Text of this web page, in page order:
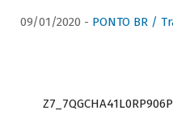
09/01/2020 - PONTO BR /